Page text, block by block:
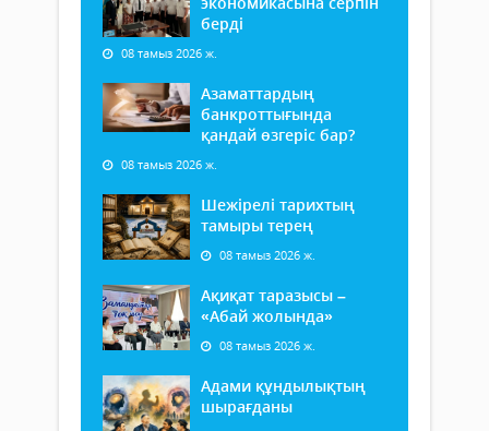
берді
08 тамыз 2026 ж.
Азаматтардың
банкроттығында
қандай өзгеріс бар?
08 тамыз 2026 ж.
Шежірелі тарихтың
тамыры терең
08 тамыз 2026 ж.
Ақиқат таразысы –
«Абай жолында»
08 тамыз 2026 ж.
Адами құндылықтың
шырағданы